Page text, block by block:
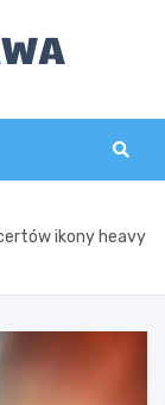
ikony heavy